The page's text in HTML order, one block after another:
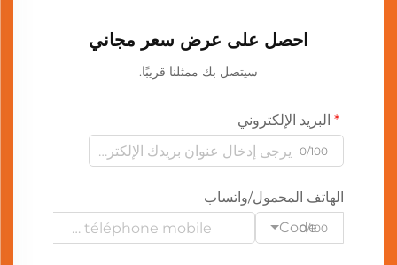
احصل على عرض سعر مجاني
سيتصل بك ممثلنا قريبًا.
البريد الإلكتروني
0/100
الهاتف المحمول/واتساب
Code
0/100